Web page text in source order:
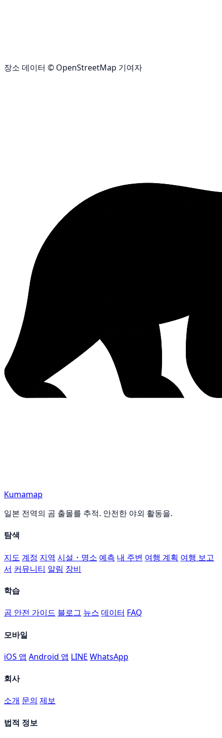
장소 데이터 © OpenStreetMap 기여자
Kumamap
일본 전역의 곰 출몰를 추적. 안전한 야외 활동을.
탐색
지도 계정 지역 시설・명소 예측 내 주변 여행 계획 여행 보고
서 커뮤니티 알림 장비
학습
곰 안전 가이드 블로그 뉴스 데이터 FAQ
모바일
iOS 앱 Android 앱 LINE WhatsApp
회사
소개 문의 제보
법적 정보